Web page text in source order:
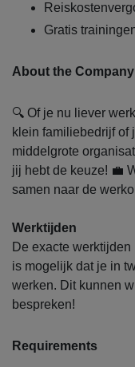
Gratis
About the Company
🔍 Of je nu liever
klein familiebedrijf of
middelgrote
jij hebt de keuze! 💼
samen naar de
Werktijden
De exacte
is mogelijk dat je in
werken. Dit kunnen
bespreken!
Requirements